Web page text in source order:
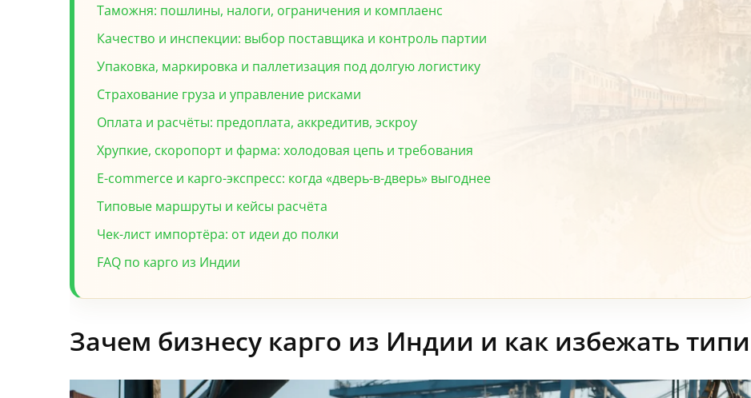
Таможня: пошлины, налоги, ограничения и комплаенс
Качество и инспекции: выбор поставщика и контроль партии
Упаковка, маркировка и паллетизация под долгую логистику
Страхование груза и управление рисками
Оплата и расчёты: предоплата, аккредитив, эскроу
Хрупкие, скоропорт и фарма: холодовая цепь и требования
E-commerce и карго-экспресс: когда «дверь-в-дверь» выгоднее
Типовые маршруты и кейсы расчёта
Чек-лист импортёра: от идеи до полки
FAQ по карго из Индии
Зачем бизнесу карго из Индии и как избежать